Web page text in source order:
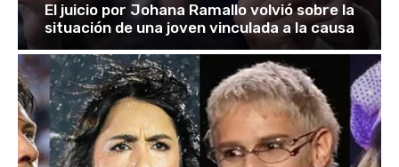
El juicio por Johana Ramallo volvió sobre la
situación de una joven vinculada a la causa